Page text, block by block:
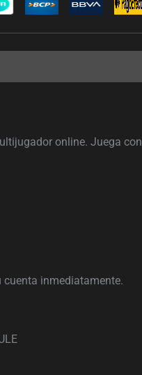
online. Juega
inmediatamente.